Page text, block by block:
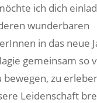
ich dich
wunderbaren
in das neue
gemeinsam so
bewegen, zu
Leidenschaft